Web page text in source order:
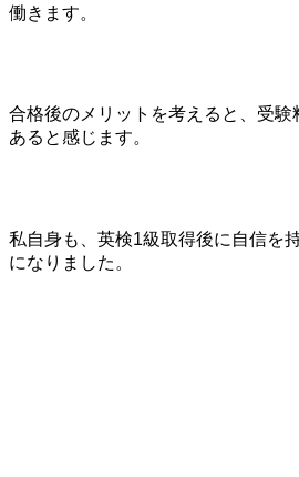
働きます。
合格後のメリットを考えると、受験
あると感じます。
私自身も、英検1級取得後に自信を
になりました。